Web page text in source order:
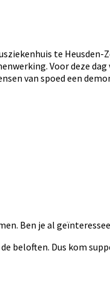
te
Voor deze
van spoed een
Ben je al
beloften. Dus kom